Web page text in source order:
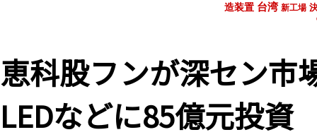
造装置 台湾 新工場
恵科股フンが深セン
LEDなどに85億元投資